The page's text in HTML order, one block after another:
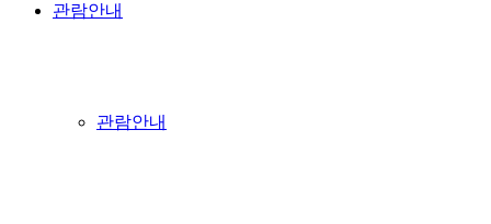
관람안내
관람안내